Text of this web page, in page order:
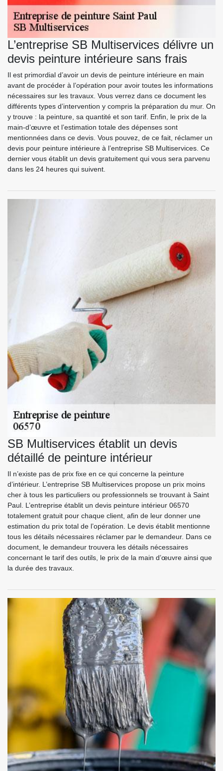
L’entreprise SB Multiservices délivre un
devis peinture intérieure sans frais
Il est primordial d’avoir un devis de peinture intérieure en main
avant de procéder à l’opération pour avoir toutes les informations
nécessaires sur les travaux. Vous verrez dans ce document les
différents types d’intervention y compris la préparation du mur. On
y trouve : la peinture, sa quantité et son tarif. Enfin, le prix de la
main-d’œuvre et l’estimation totale des dépenses sont
mentionnées dans ce devis. Vous pouvez, de ce fait, réclamer un
devis pour peinture intérieure à l’entreprise SB Multiservices. Ce
dernier vous établit un devis gratuitement qui vous sera parvenu
dans les 24 heures qui suivent.
SB Multiservices établit un devis
détaillé de peinture intérieur
Il n’existe pas de prix fixe en ce qui concerne la peinture
d’intérieur. L’entreprise SB Multiservices propose un prix moins
cher à tous les particuliers ou professionnels se trouvant à Saint
Paul. L’entreprise établit un devis peinture intérieur 06570
totalement gratuit pour chaque client, afin de leur donner une
estimation du prix total de l’opération. Le devis établit mentionne
tous les détails nécessaires réclamer par le demandeur. Dans ce
document, le demandeur trouvera les détails nécessaires
concernant le tarif des outils, le prix de la main d’œuvre ainsi que
la durée des travaux.